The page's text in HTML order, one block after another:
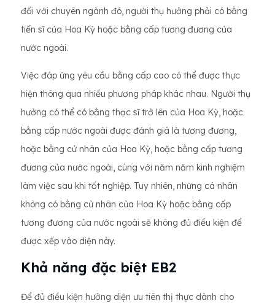
đối với chuyên ngành đó, người thụ hưởng phải có bằng
tiến sĩ của Hoa Kỳ hoặc bằng cấp tương đương của
nước ngoài.
Việc đáp ứng yêu cầu bằng cấp cao có thể được thực
hiện thông qua nhiều phương pháp khác nhau. Người thụ
hưởng có thể có bằng thạc sĩ trở lên của Hoa Kỳ, hoặc
bằng cấp nước ngoài được đánh giá là tương đương,
hoặc bằng cử nhân của Hoa Kỳ, hoặc bằng cấp tương
đương của nước ngoài, cùng với năm năm kinh nghiệm
làm việc sau khi tốt nghiệp. Tuy nhiên, những cá nhân
không có bằng cử nhân của Hoa Kỳ hoặc bằng cấp
tương đương của nước ngoài sẽ không đủ điều kiện để
được xếp vào diện này.
Khả năng đặc biệt EB2
Để đủ điều kiện hưởng diện ưu tiên thị thực dành cho